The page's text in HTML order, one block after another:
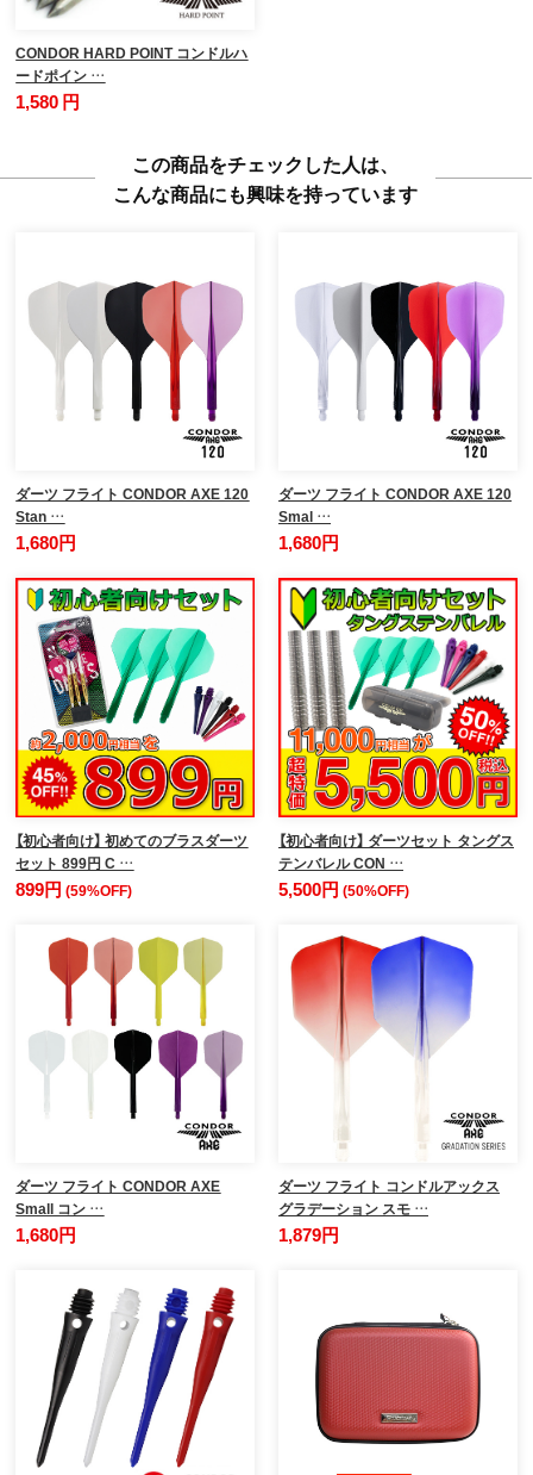
CONDOR HARD POINT コンドルハ
ードポイン …
1,580 円
この商品をチェックした人は、
こんな商品にも興味を持っています
ダーツ フライト CONDOR AXE 120
Stan …
1,680円
ダーツ フライト CONDOR AXE 120
Smal …
1,680円
【初心者向け】 初めてのブラスダーツ
セット 899円 C …
899円(59%OFF)
【初心者向け】 ダーツセット タングス
テンバレル CON …
5,500円 (50%OFF)
ダーツ フライト CONDOR AXE
Small コン …
1,680円
ダーツ フライト コンドルアックス
グラデーション スモ …
1,879円